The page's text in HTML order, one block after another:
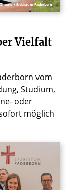
/ Erzbistum Paderborn
Vielfalt
vom
Studium,
oder
möglich